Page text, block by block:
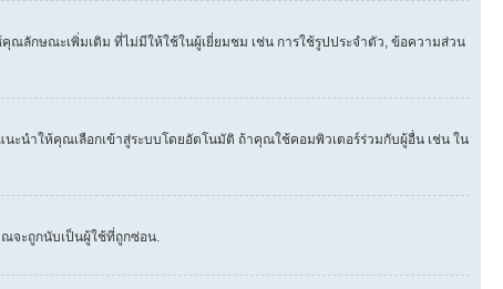
ลักษณะเพิ่มเติม ที่ไม่มีให้ใช้ในผู้เยี่ยมชม เช่น การใช้รูปประจำตัว, ข้อความส่วน
นำให้คุณเลือกเข้าสู่ระบบโดยอัตโนมัติ ถ้าคุณใช้คอมพิวเตอร์ร่วมกับผู้อื่น เช่น ใน
จะถูกนับเป็นผู้ใช้ที่ถูกซ่อน.